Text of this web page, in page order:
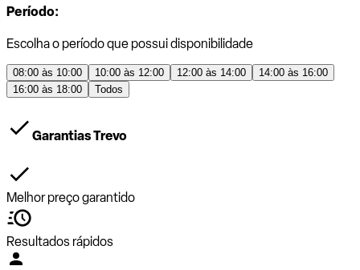
Período:
Escolha o período que possui disponibilidade
08:00 às 10:00 10:00 às 12:00 12:00 às 14:00
14:00 às 16:00
16:00 às 18:00
Todos
Garantias Trevo
Melhor preço garantido
Resultados rápidos